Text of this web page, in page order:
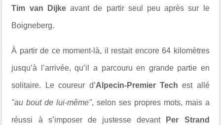
Tim van Dijkeavant de partir seul peu après sur le
Boigneberg.
À partir de ce moment-là, il restait encore 64 kilomètres
jusqu’à l’arrivée, qu’il a parcouru en grande partie en
solitaire. Le coureur d’Alpecin-Premier Techest allé
"au bout de lui-même", selon ses propres mots, mais a
réussi à s’imposer de justesse devant Per Strand